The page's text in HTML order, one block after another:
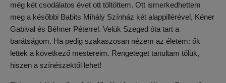
még két csodálatos évet ott töltöttem. Ott ismerkedhettem
meg a későbbi Babits Mihály Színház két alappillérével, Kéner
Gabival és Béhner Péterrel. Velük Szeged óta tart a
barátságom. Ha pedig szakaszosan nézem az életem: ők
lettek a következő mestereim. Rengeteget tanultam tőlük,
hiszen a színészektől lehet!